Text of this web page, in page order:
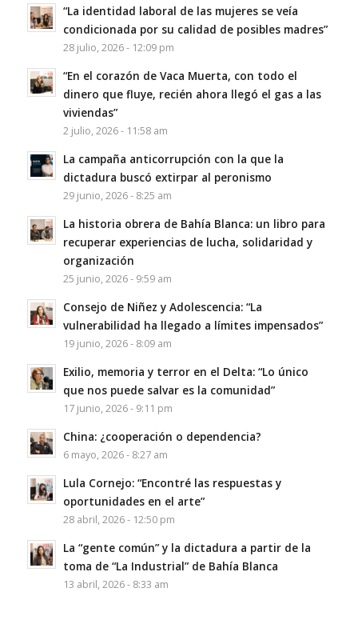
“La identidad laboral de las mujeres se veía
condicionada por su calidad de posibles madres”
28 julio, 2026 - 12:09 pm
“En el corazón de Vaca Muerta, con todo el
dinero que fluye, recién ahora llegó el gas a las
viviendas”
2 julio, 2026 - 11:58 am
La campaña anticorrupción con la que la
dictadura buscó extirpar al peronismo
29 junio, 2026 - 8:25 am
La historia obrera de Bahía Blanca: un libro para
recuperar experiencias de lucha, solidaridad y
organización
25 junio, 2026 - 9:59 am
Consejo de Niñez y Adolescencia: “La
vulnerabilidad ha llegado a límites impensados”
19 junio, 2026 - 8:09 am
Exilio, memoria y terror en el Delta: “Lo único
que nos puede salvar es la comunidad”
17 junio, 2026 - 9:11 pm
China: ¿cooperación o dependencia?
6 mayo, 2026 - 8:27 am
Lula Cornejo: “Encontré las respuestas y
oportunidades en el arte”
28 abril, 2026 - 12:50 pm
La “gente común” y la dictadura a partir de la
toma de “La Industrial” de Bahía Blanca
13 abril, 2026 - 8:33 am